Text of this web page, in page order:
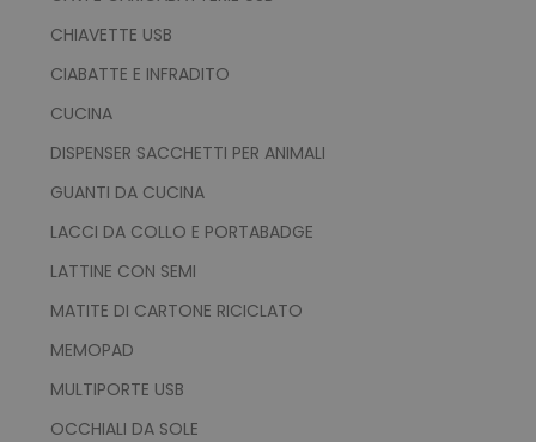
CHIAVETTE USB
CIABATTE E INFRADITO
CUCINA
DISPENSER SACCHETTI PER ANIMALI
GUANTI DA CUCINA
LACCI DA COLLO E PORTABADGE
LATTINE CON SEMI
MATITE DI CARTONE RICICLATO
MEMOPAD
MULTIPORTE USB
OCCHIALI DA SOLE